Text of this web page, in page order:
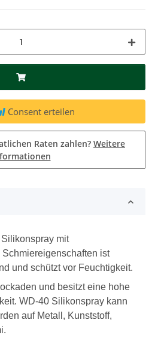
Consent erteilen
Raten zahlen? Weitere
mit
Schmiereigenschaften ist
und schützt vor Feuchtigkeit.
und besitzt eine hohe
WD-40 Silikonspray kann
auf Metall, Kunststoff,